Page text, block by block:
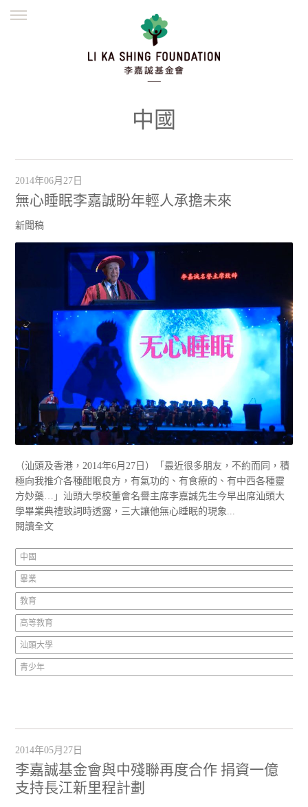
繁體
中國
2014年06月27日
無心睡眠李嘉誠盼年輕人承擔未來
新聞稿
（汕頭及香港，2014年6月27日）「最近很多朋友，不約而同，積
極向我推介各種酣眠良方，有氣功的、有食療的、有中西各種靈
方妙藥…」汕頭大學校董會名譽主席李嘉誠先生今早出席汕頭大
學畢業典禮致詞時透露，三大讓他無心睡眠的現象...
閱讀全文
中國
畢業
教育
高等教育
汕頭大學
青少年
2014年05月27日
李嘉誠基金會與中殘聯再度合作 捐資一億
支持長江新里程計劃